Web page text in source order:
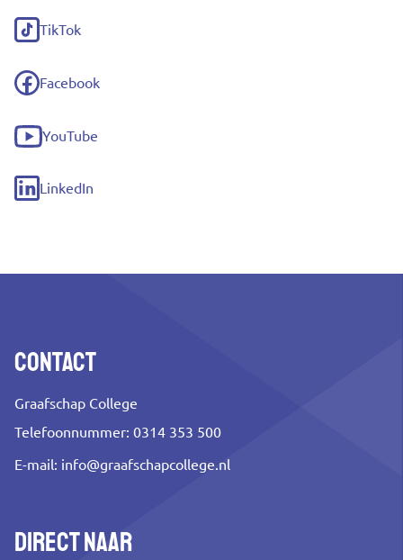
link)
TikTok
(externe
link)
Facebook
(externe
link)
YouTube
(externe
link)
LinkedIn
(externe
Contact
Graafschap College
Telefoonnummer: 0314 353 500
E-mail: info@graafschapcollege.nl
Direct naar